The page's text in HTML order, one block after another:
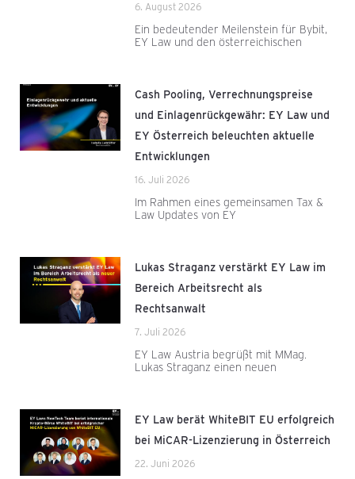
6. August 2026
Ein bedeutender Meilenstein für Bybit,
EY Law und den österreichischen
Cash Pooling, Verrechnungspreise
und Einlagenrückgewähr: EY Law und
EY Österreich beleuchten aktuelle
Entwicklungen
16. Juli 2026
Im Rahmen eines gemeinsamen Tax &
Law Updates von EY
Lukas Straganz verstärkt EY Law im
Bereich Arbeitsrecht als
Rechtsanwalt
7. Juli 2026
EY Law Austria begrüßt mit MMag.
Lukas Straganz einen neuen
EY Law berät WhiteBIT EU erfolgreich
bei MiCAR-Lizenzierung in Österreich
22. Juni 2026